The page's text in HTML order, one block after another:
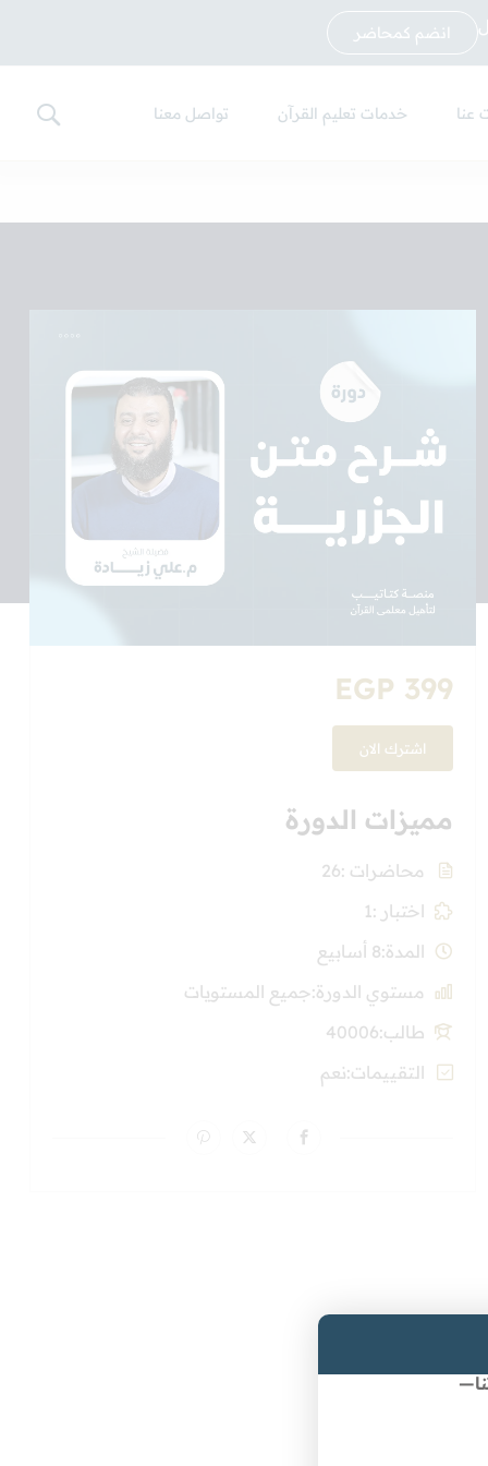
انضم كمحاضر
عنا خدمات تعليم القرآن تواصل معنا
EGP 399
اشترك الان
مميزات الدورة
محاضرات 26
اختبار
1
المدة 8 أسابيع
مستوي الدورة جميع المستويات
طالب 40006
التقييمات نعم